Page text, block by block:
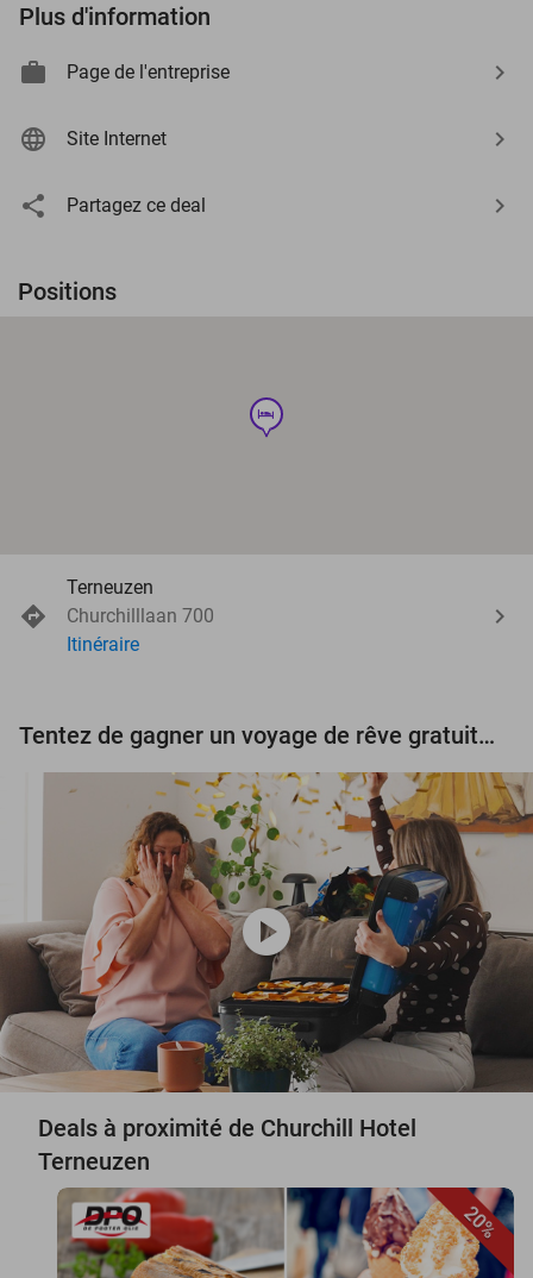
Plus d'information
Page de l'entreprise
Site Internet
Partagez ce deal
Positions
hotel
Terneuzen
Churchilllaan 700
Itinéraire
Tentez de gagner un voyage de rêve gratuit d'une valeur de 3.000 € !
play_circle
Deals à proximité de Churchill Hotel
Terneuzen
20%